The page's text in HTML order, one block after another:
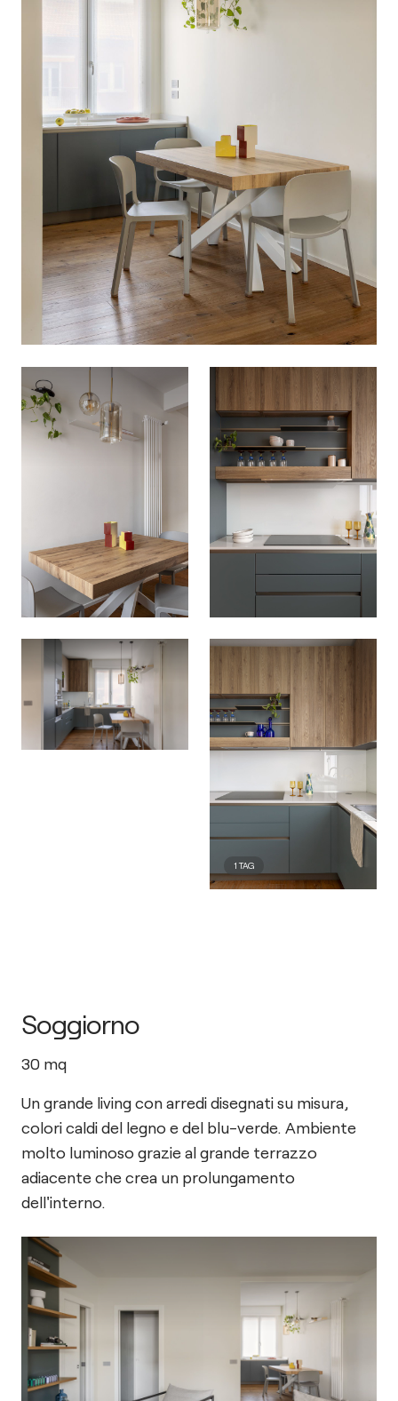
1 TAG
Soggiorno
30 mq
Un grande living con arredi disegnati su misura,
colori caldi del legno e del blu-verde. Ambiente
molto luminoso grazie al grande terrazzo
adiacente che crea un prolungamento
dell'interno.